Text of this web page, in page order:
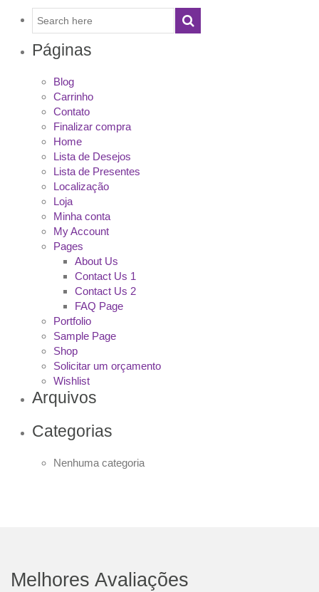
Páginas
Blog
Carrinho
Contato
Finalizar compra
Home
Lista de Desejos
Lista de Presentes
Localização
Loja
Minha conta
My Account
Pages
About Us
Contact Us 1
Contact Us 2
FAQ Page
Portfolio
Sample Page
Shop
Solicitar um orçamento
Wishlist
Arquivos
Categorias
Nenhuma categoria
Melhores Avaliações